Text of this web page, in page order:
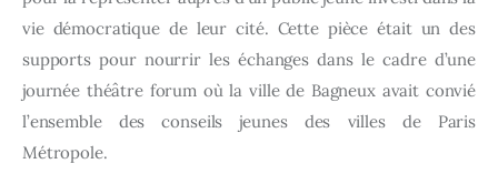
vie démocratique de leur cité. Cette pièce était un des
supports pour nourrir les échanges dans le cadre d’une
journée théâtre forum où la ville de Bagneux avait convié
l’ensemble des conseils jeunes des villes de Paris
Métropole.